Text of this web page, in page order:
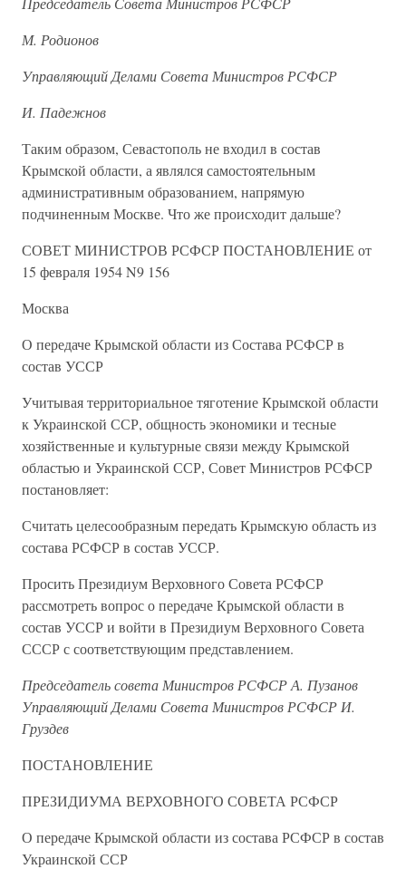
М. Родионов
Управляющий Делами Совета Министров РСФСР
И. Падежнов
Таким образом, Севастополь не входил в состав
Крымской области, а являлся самостоятельным
административным образованием, напрямую
подчиненным Москве. Что же происходит дальше?
СОВЕТ МИНИСТРОВ РСФСР ПОСТАНОВЛЕНИЕ от
15 февраля 1954 N9 156
Москва
О передаче Крымской области из Состава РСФСР в
состав УССР
Учитывая территориальное тяготение Крымской области
к Украинской ССР, общность экономики и тесные
хозяйственные и культурные связи между Крымской
областью и Украинской ССР, Совет Министров РСФСР
постановляет:
Считать целесообразным передать Крымскую область из
состава РСФСР в состав УССР.
Просить Президиум Верховного Совета РСФСР
рассмотреть вопрос о передаче Крымской области в
состав УССР и войти в Президиум Верховного Совета
СССР с соответствующим представлением.
Председатель совета Министров РСФСР А. Пузанов
Управляющий Делами Совета Министров РСФСР И.
Груздев
ПОСТАНОВЛЕНИЕ
ПРЕЗИДИУМА ВЕРХОВНОГО СОВЕТА РСФСР
О передаче Крымской области из состава РСФСР в состав
Украинской ССР